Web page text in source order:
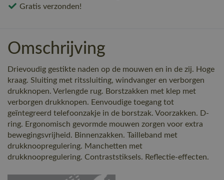
Gratis verzonden!
Omschrijving
Drievoudig gestikte naden op de mouwen en in de zij. Hoge
kraag. Sluiting met ritssluiting, windvanger en verborgen
drukknopen. Verlengde rug. Borstzakken met klep met
verborgen drukknopen. Eenvoudige toegang tot
geïntegreerd telefoonzakje in de borstzak. Voorzakken. D-
ring. Ergonomisch gevormde mouwen zorgen voor extra
bewegingsvrijheid. Binnenzakken. Tailleband met
drukknoopregulering. Manchetten met
drukknoopregulering. Contraststiksels. Reflectie-effecten.